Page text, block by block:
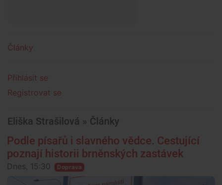
Články
Přihlásit se
Registrovat se
Eliška Strašilová » Články
Podle písařů i slavného vědce. Cestující
poznají historii brněnských zastávek
Dnes, 15:30 Doprava